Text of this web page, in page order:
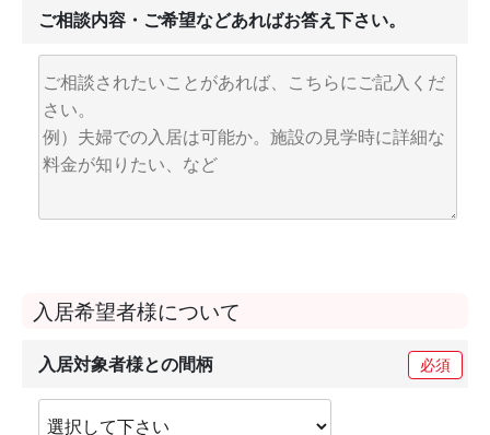
ご相談内容・ご希望などあればお答え下さい。
入居希望者様について
入居対象者様との間柄 必須